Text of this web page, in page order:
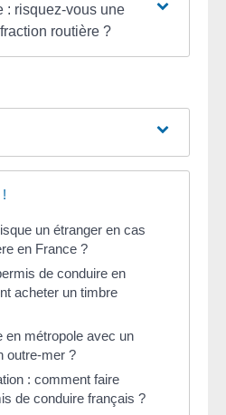
: risquez-vous une
routière ?
un étranger en cas
en France ?
de conduire en
acheter un timbre
en métropole avec un
outre-mer ?
: comment faire
de conduire français ?